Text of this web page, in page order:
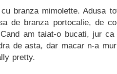
branza mimolette. Adusa
de branza portocalie, de
am taiat-o bucati, jur
de asta, dar macar n-a
pretty.